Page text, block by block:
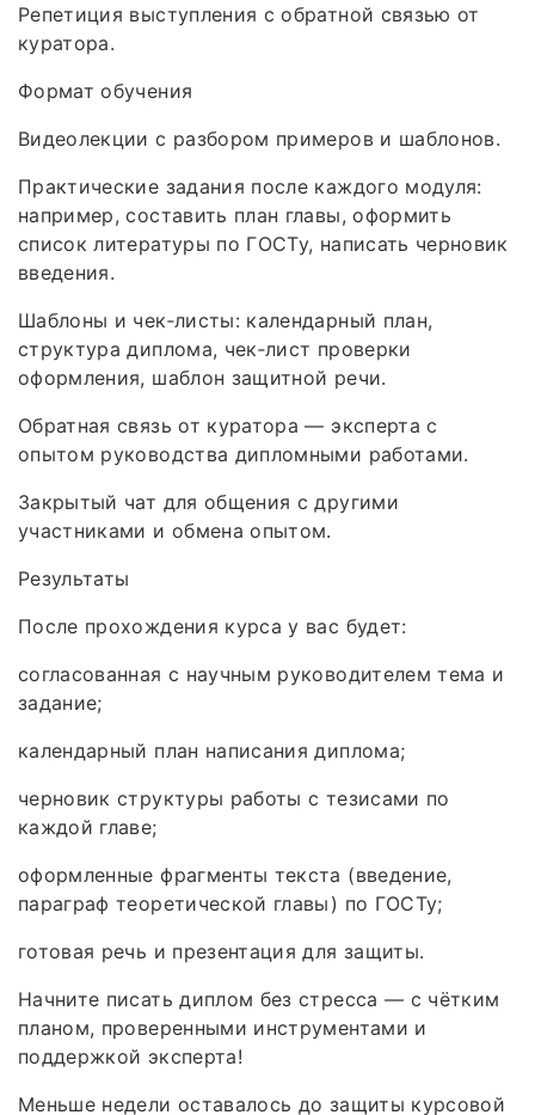
Репетиция выступления с обратной связью от
куратора.
Формат обучения
Видеолекции с разбором примеров и шаблонов.
Практические задания после каждого модуля:
например, составить план главы, оформить
список литературы по ГОСТу, написать черновик
введения.
Шаблоны и чек‑листы: календарный план,
структура диплома, чек‑лист проверки
оформления, шаблон защитной речи.
Обратная связь от куратора — эксперта с
опытом руководства дипломными работами.
Закрытый чат для общения с другими
участниками и обмена опытом.
Результаты
После прохождения курса у вас будет:
согласованная с научным руководителем тема и
задание;
календарный план написания диплома;
черновик структуры работы с тезисами по
каждой главе;
оформленные фрагменты текста (введение,
параграф теоретической главы) по ГОСТу;
готовая речь и презентация для защиты.
Начните писать диплом без стресса — с чётким
планом, проверенными инструментами и
поддержкой эксперта!
Меньше недели оставалось до защиты курсовой